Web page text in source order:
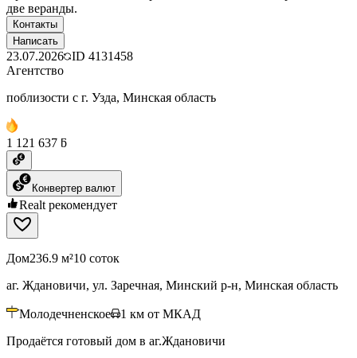
две веранды.
Контакты
Написать
23.07.2026 ID 4131458
Агентство
поблизости с г. Узда, Минская область
1 121 637 ƃ
Конвертер валют
Realt рекомендует
Дом236.9 м²10 соток
аг. Ждановичи, ул. Заречная, Минский р-н, Минская область
Молодечненское 1 км от МКАД
Продаётся готовый дом в аг.Ждановичи